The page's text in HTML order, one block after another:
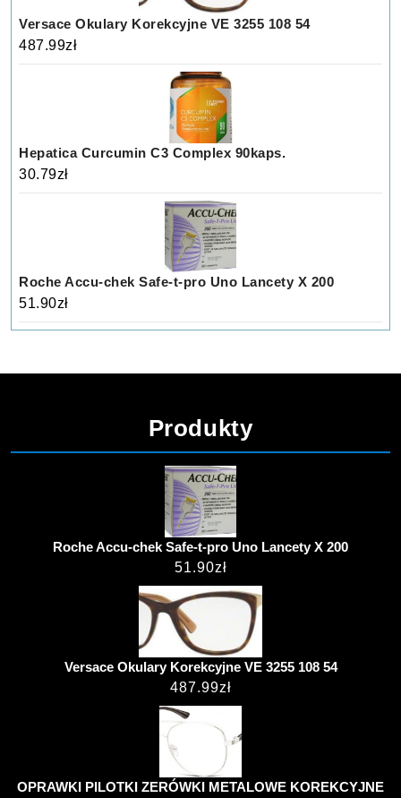
Versace Okulary Korekcyjne VE 3255 108 54
487.99zł
Hepatica Curcumin C3 Complex 90kaps.
30.79zł
Roche Accu-chek Safe-t-pro Uno Lancety X 200
51.90zł
Produkty
Roche Accu-chek Safe-t-pro Uno Lancety X 200
51.90zł
Versace Okulary Korekcyjne VE 3255 108 54
487.99zł
OPRAWKI PILOTKI ZERÓWKI METALOWE KOREKCYJNE